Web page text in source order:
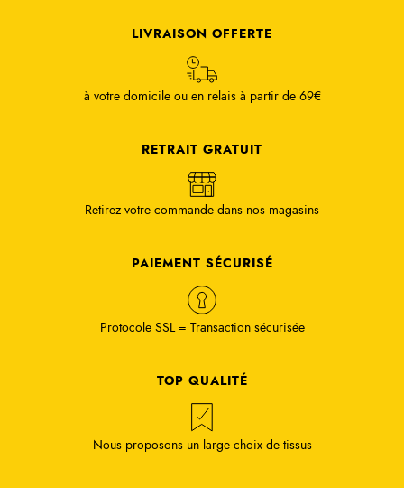
LIVRAISON OFFERTE
à votre domicile ou en relais à partir de 69€
RETRAIT GRATUIT
Retirez votre commande dans nos magasins
PAIEMENT SÉCURISÉ
Protocole SSL = Transaction sécurisée
TOP QUALITÉ
Nous proposons un large choix de tissus